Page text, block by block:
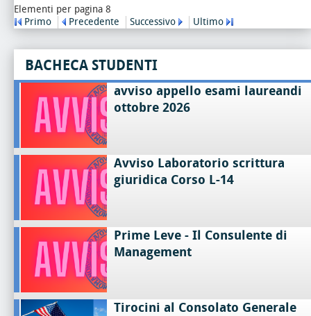
Elementi per pagina 8
Primo
Precedente Successivo Ultimo
BACHECA STUDENTI
avviso appello esami laureandi
ottobre 2026
Avviso Laboratorio scrittura
giuridica Corso L-14
Prime Leve - Il Consulente di
Management
Tirocini al Consolato Generale